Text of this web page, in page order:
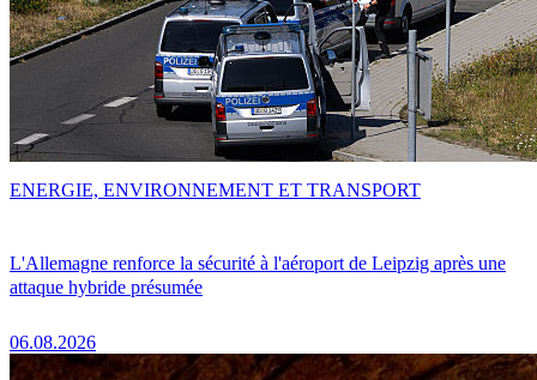
L'Allemagne renforce la sécurité à l'aéroport de Leipzig après une
attaque hybride présumée
06.08.2026
ENERGIE, ENVIRONNEMENT ET TRANSPORT